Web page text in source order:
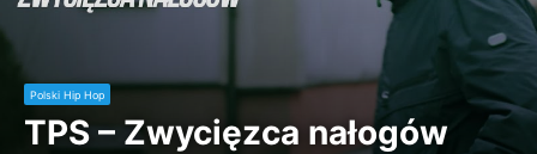
Polski Hip Hop
TPS – Zwycięzca nałogów